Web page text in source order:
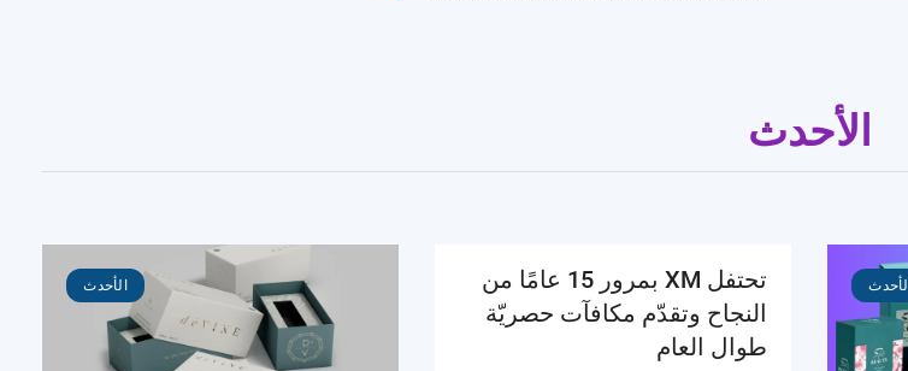
الأحدث
الأحدث
تحتفل XM بمرور 15 عامًا من
النجاح وتقدّم مكافآت حصريّة
طوال العام
الأحدث